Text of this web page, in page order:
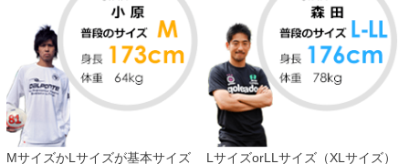
MサイズかLサイズが基本サイズ LサイズorLLサイズ（XLサイズ）